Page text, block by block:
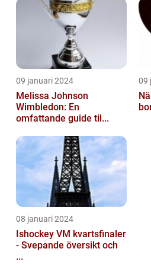
09 januari 2024
Melissa Johnson
Wimbledon: En
omfattande guide til...
09
08 januari 2024
Ishockey VM kvartsfinaler
- Svepande översikt och
...